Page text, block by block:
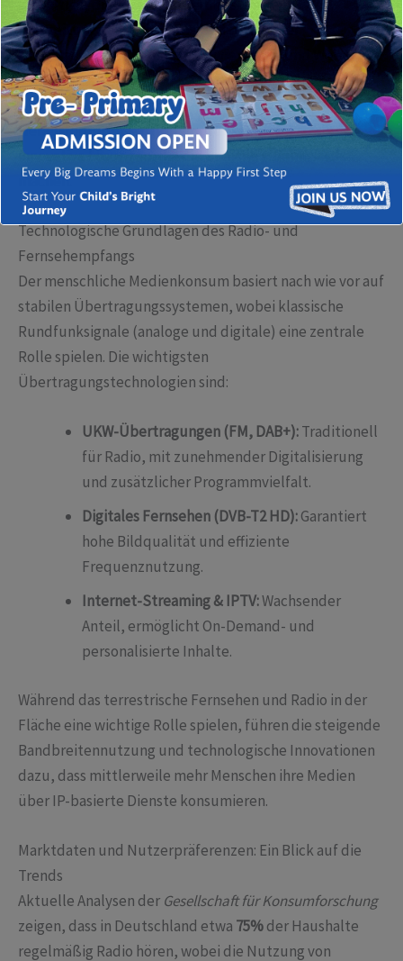
vielfältige, digitale Finanzierungs- und
Verbreitungslandschaft. Die Bedeutung der
Übertragungstechnologien sowie die Art und Weise, wie
Nutzer Inhalte konsumieren, verändern sich rapide.
Dieser Artikel beleuchtet die aktuellen Trends, die
Herausforderungen für Rundfunkanbieter sowie
innovative Lösungen, die die Branche zukunftssicher
machen.
Technologische Grundlagen des Radio- und
Fernsehempfangs
Der menschliche Medienkonsum basiert nach wie vor auf
stabilen Übertragungssystemen, wobei klassische
Rundfunksignale (analoge und digitale) eine zentrale
Rolle spielen. Die wichtigsten
Übertragungstechnologien sind:
UKW-Übertragungen (FM, DAB+):Traditionell
für Radio, mit zunehmender Digitalisierung
und zusätzlicher Programmvielfalt.
Digitales Fernsehen (DVB-T2 HD):Garantiert
hohe Bildqualität und effiziente
Frequenznutzung.
Internet-Streaming & IPTV:Wachsender
Anteil, ermöglicht On-Demand- und
personalisierte Inhalte.
Während das terrestrische Fernsehen und Radio in der
Fläche eine wichtige Rolle spielen, führen die steigende
Bandbreitennutzung und technologische Innovationen
dazu, dass mittlerweile mehr Menschen ihre Medien
über IP-basierte Dienste konsumieren.
Marktdaten und Nutzerpräferenzen: Ein Blick auf die
Trends
Aktuelle Analysen der Gesellschaft für Konsumforschung
zeigen, dass in Deutschland etwa 75%der Haushalte
regelmäßig Radio hören, wobei die Nutzung von